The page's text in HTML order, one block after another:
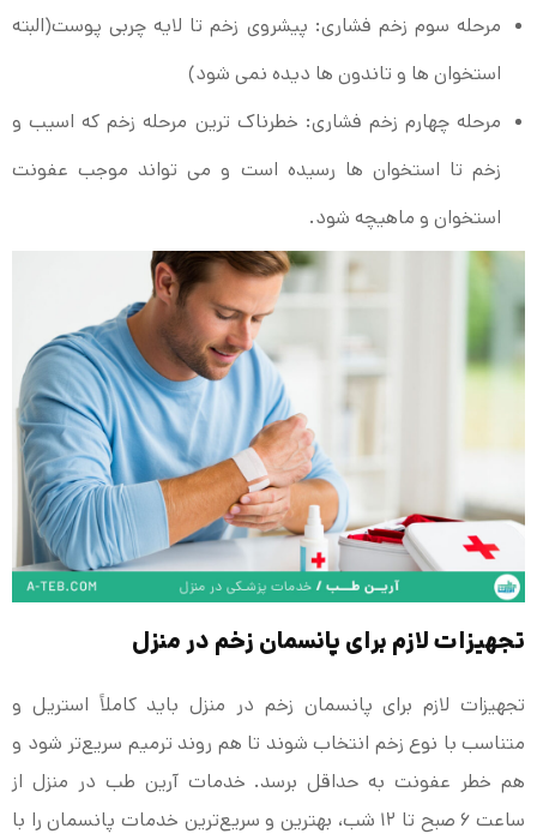
مرحله سوم زخم فشاری: پیشروی زخم تا لایه چربی پوست(البته
استخوان ها و تاندون ها دیده نمی شود)
مرحله چهارم زخم فشاری: خطرناک ترین مرحله زخم که اسیب و
زخم تا استخوان ها رسیده است و می تواند موجب عفونت
استخوان و ماهیچه شود.
تجهیزات لازم برای پانسمان زخم در منزل
تجهیزات لازم برای پانسمان زخم در منزل باید کاملاً استریل و
متناسب با نوع زخم انتخاب شوند تا هم روند ترمیم سریع‌تر شود و
هم خطر عفونت به حداقل برسد. خدمات آرین طب در منزل از
ساعت ۶ صبح تا ۱۲ شب، بهترین و سریع‌ترین خدمات پانسمان را با